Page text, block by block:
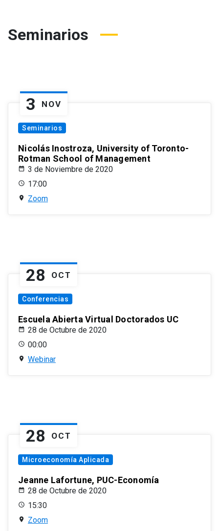
Seminarios
3 NOV
Seminarios
Nicolás Inostroza, University of Toronto-
Rotman School of Management
3 de Noviembre de 2020
17:00
Zoom
28 OCT
Conferencias
Escuela Abierta Virtual Doctorados UC
28 de Octubre de 2020
00:00
Webinar
28 OCT
Microeconomía Aplicada
Jeanne Lafortune, PUC-Economía
28 de Octubre de 2020
15:30
Zoom